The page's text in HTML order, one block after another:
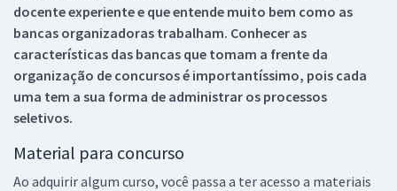
docente experiente e que entende muito bem como as
bancas organizadoras trabalham. Conhecer as
características das bancas que tomam a frente da
organização de concursos é importantíssimo, pois cada
uma tem a sua forma de administrar os processos
seletivos.
Material para concurso
Ao adquirir algum curso, você passa a ter acesso a materiais